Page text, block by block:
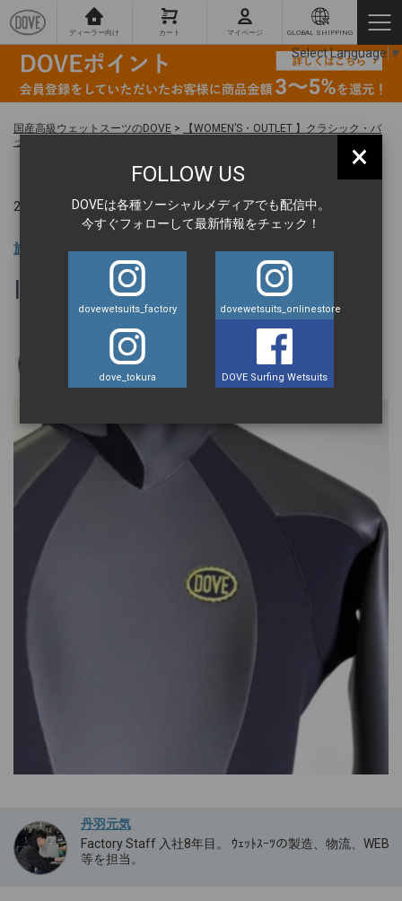
ディーラー向け カート マイページ GLOBAL SHIPPING
国産高級ウェットスーツのDOVE >
【WOMEN’S・OUTLET 】クラシック・バ
ックジップ・フルスーツ (3/2mm）カスタムサイズ
2025.10.23 ｜
旅の達人 BLOG
IMG_3307
丹羽元気
丹羽元気
Factory Staff 入社8年目。 ｳｪｯﾄｽｰﾂの製造、物流、WEB
等を担当。
×
FOLLOW US
DOVEは各種ソーシャルメディアでも配信中。
今すぐフォローして最新情報をチェック！
dovewetsuits_factory dovewetsuits_onlinestore
dove_tokura DOVE Surfing Wetsuits
Select Language ▼